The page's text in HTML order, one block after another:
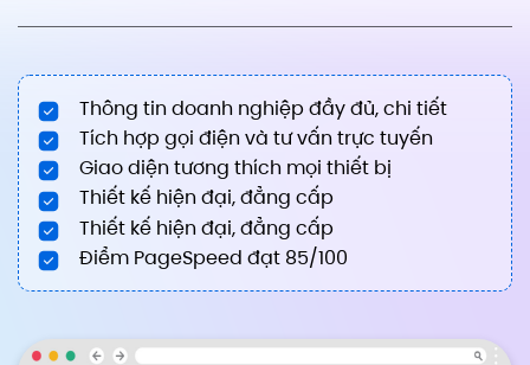
Thông tin doanh nghiệp đầy đủ, chi tiết
Tích hợp gọi điện và tư vấn trực tuyến
Giao diện tương thích mọi thiết bị
Thiết kế hiện đại, đẳng cấp
Thiết kế hiện đại, đẳng cấp
Điểm PageSpeed đạt 85/100